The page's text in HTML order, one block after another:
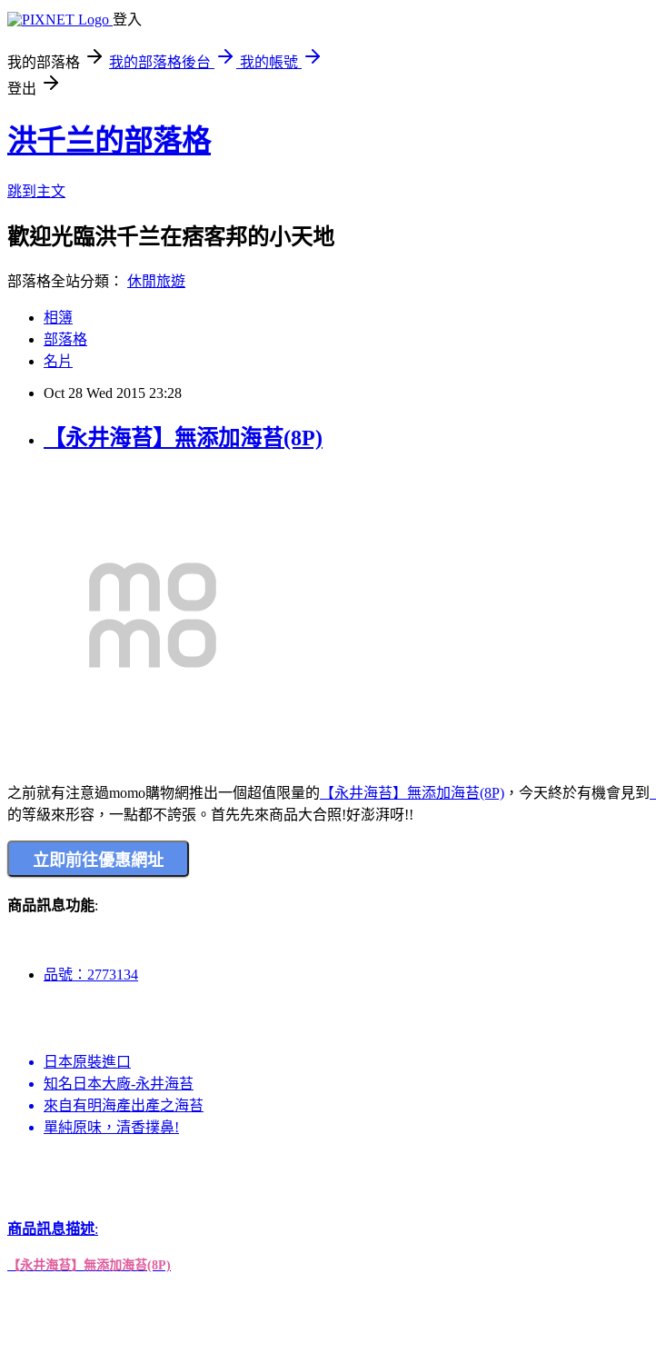
登入
我的部落格 我的部落格後台
我的帳號
登出
洪千兰的部落格
跳到主文
歡迎光臨洪千兰在痞客邦的小天地
部落格全站分類： 休閒旅遊
相簿
部落格
名片
Oct 28 Wed 2015 23:28
【永井海苔】無添加海苔(8P)
之前就有注意過momo購物網推出一個超值限量的 【永井海苔】無添加海苔(8P) ，今天終於有機會見到
的等級來形容，一點都不誇張。首先先來商品大合照!好澎湃呀!!
商品訊息功能:
品號：2773134
日本原裝進口
知名日本大廠-永井海苔
來自有明海產出產之海苔
單純原味，清香撲鼻!
商品訊息描述:
【永井海苔】無添加海苔(8P)